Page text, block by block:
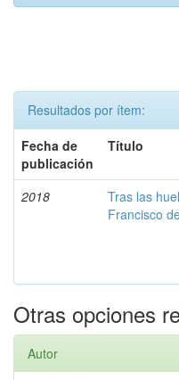
Resultados por ítem:
Fecha de
publicación
Título
2018
Tras las
Francisco
Otras opciones
Autor